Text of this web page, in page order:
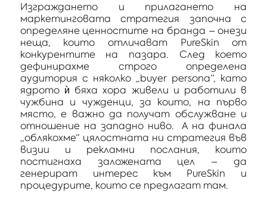
Изграждането и прилагането на
маркетинговата стратегия започна с
определяне ценностите на бранда – онези
неща, които отличават PureSkin от
конкурентите на пазара. След което
дефинирахме строго определена
аудитория с няколко „buyer persona“, като
ядрото ѝ бяха хора живели и работили в
чужбина и чужденци, за които, на първо
място, е важно да получат обслужване и
отношение на западно ниво. А на финала
„облякохме“ цялостната ни стратегия във
визии и рекламни послания, които
постигнаха заложената цел – да
генерират интерес към PureSkin и
процедурите, които се предлагат там.